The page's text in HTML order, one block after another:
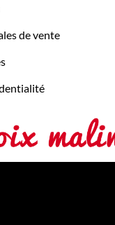
de vente